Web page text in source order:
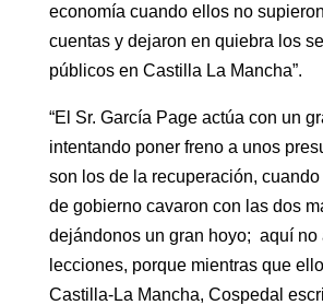
economía cuando ellos no
cuentas y dejaron en quiebra los
públicos en Castilla La Mancha”.
“El Sr. García Page actúa con un
intentando poner freno a unos
son los de la recuperación,
de gobierno cavaron con las dos
dejándonos un gran hoyo; aquí no
lecciones, porque mientras que
Castilla-La Mancha, Cospedal